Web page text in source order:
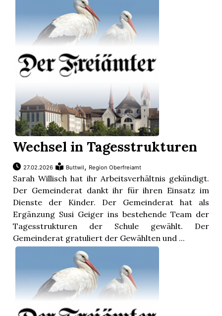
Wechsel in Tagesstrukturen
27.02.2026 Buttwil, Region Oberfreiamt
Sarah Willisch hat ihr Arbeitsverhältnis gekündigt.
Der Gemeinderat dankt ihr für ihren Einsatz im
Dienste der Kinder. Der Gemeinderat hat als
Ergänzung Susi Geiger ins bestehende Team der
Tagesstrukturen der Schule gewählt. Der
Gemeinderat gratuliert der Gewählten und ...